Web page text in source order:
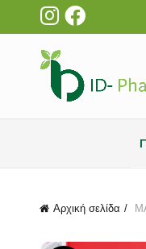
Αρχική σελίδα